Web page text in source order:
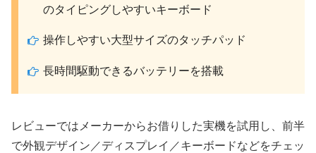
のタイピングしやすいキーボード
操作しやすい大型サイズのタッチパッド
長時間駆動できるバッテリーを搭載
レビューではメーカーからお借りした実機を試用し、前半
で外観デザイン／ディスプレイ／キーボードなどをチェッ